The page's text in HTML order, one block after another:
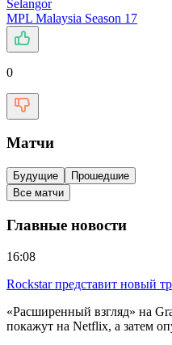
Selangor
MPL Malaysia Season 17
0
Матчи
Будущие
Прошедшие
Все матчи
Главные новости
16:08
Rockstar представит новый
«Расширенный взгляд» на
покажут на Netflix, а затем